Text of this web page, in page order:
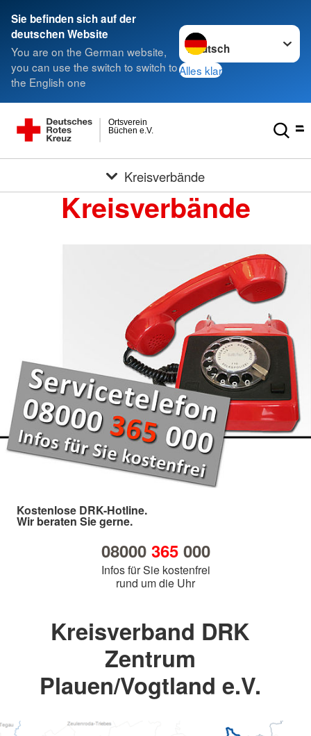
Sie befinden sich auf der
deutschen Website
You are on the German website,
you can use the switch to switch to
the English one
Sprache wechseln zu
Alles klar
Büchen e.V.
Ortsverein
Kreisverbände
Kreisverbände
Kostenlose DRK-Hotline.
Wir beraten Sie gerne.
08000 365000
Infos für Sie kostenfrei
rund um die Uhr
Kreisverband DRK
Zentrum
Plauen/Vogtland e.V.